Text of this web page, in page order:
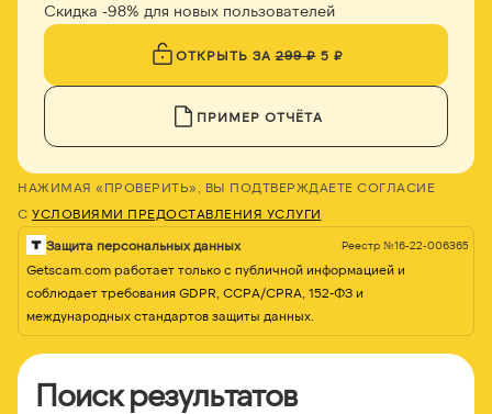
Скидка -98% для новых пользователей
ОТКРЫТЬ ЗА299 ₽5 ₽
ПРИМЕР ОТЧЁТА
НАЖИМАЯ «ПРОВЕРИТЬ», ВЫ ПОДТВЕРЖДАЕТЕ СОГЛАСИЕ
С УСЛОВИЯМИ ПРЕДОСТАВЛЕНИЯ УСЛУГИ
Защита персональных данных Реестр №16-22-006365
Getscam.com работает только с публичной информацией и
соблюдает требования GDPR, CCPA/CPRA, 152-ФЗ и
международных стандартов защиты данных.
Поиск результатов